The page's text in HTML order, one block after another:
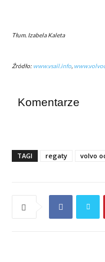
Tłum. Izabela Kaleta
Źródło: www.vsail.info
Komentarze
TAGI regaty volvo